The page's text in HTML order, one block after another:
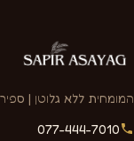
המומחית ללא גלוטן | ספיר
077-444-7010